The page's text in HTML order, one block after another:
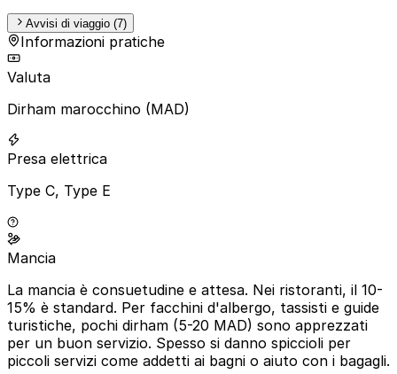
Avvisi di viaggio (7)
Informazioni pratiche
Valuta
Dirham marocchino (MAD)
Presa elettrica
Type C, Type E
Mancia
La mancia è consuetudine e attesa. Nei ristoranti, il 10-
15% è standard. Per facchini d'albergo, tassisti e guide
turistiche, pochi dirham (5-20 MAD) sono apprezzati
per un buon servizio. Spesso si danno spiccioli per
piccoli servizi come addetti ai bagni o aiuto con i bagagli.